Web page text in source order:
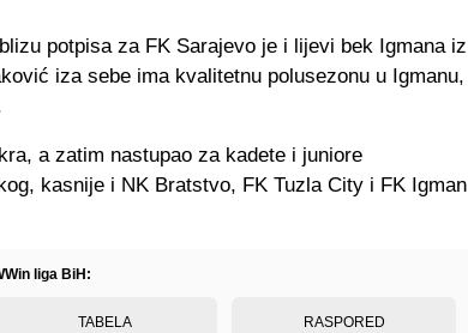
potpisa za FK Sarajevo je i lijevi bek Igmana iz
iza sebe ima kvalitetnu polusezonu u Igmanu,
a zatim nastupao za kadete i juniore
kasnije i NK Bratstvo, FK Tuzla City i FK Igman
liga BiH:
TABELA RASPORED